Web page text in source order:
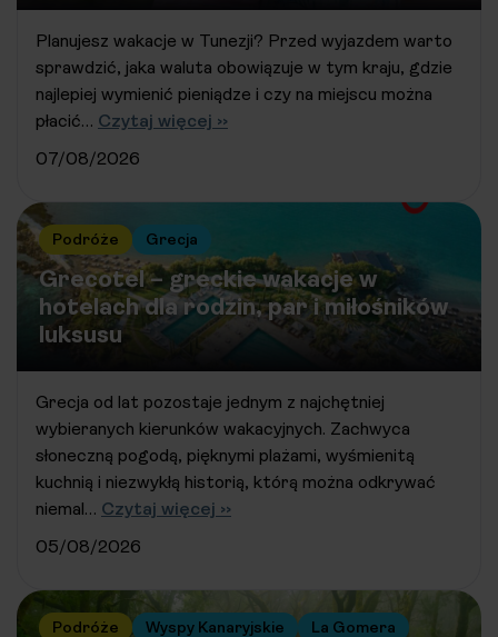
Planujesz wakacje w Tunezji? Przed wyjazdem warto
sprawdzić, jaka waluta obowiązuje w tym kraju, gdzie
najlepiej wymienić pieniądze i czy na miejscu można
płacić… Czytaj więcej ››
07/08/2026
Podróże Grecja
Grecotel – greckie wakacje w
hotelach dla rodzin, par i miłośników
luksusu
Grecja od lat pozostaje jednym z najchętniej
wybieranych kierunków wakacyjnych. Zachwyca
słoneczną pogodą, pięknymi plażami, wyśmienitą
kuchnią i niezwykłą historią, którą można odkrywać
niemal… Czytaj więcej ››
05/08/2026
Podróże Wyspy Kanaryjskie La Gomera